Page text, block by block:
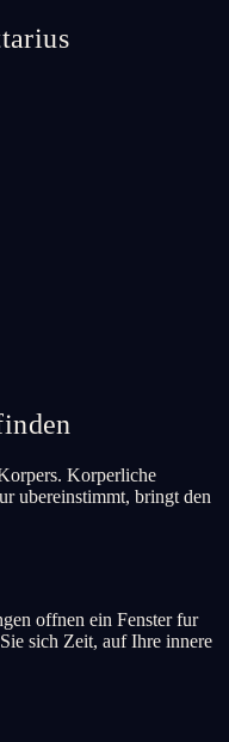
Korperliche
ubereinstimmt, bringt den
offnen ein Fenster fur
sich Zeit, auf Ihre innere